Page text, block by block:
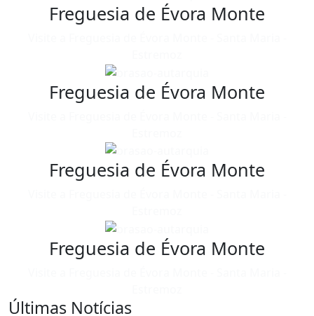
Freguesia de Évora Monte
Freguesia de Évora Monte
Freguesia de Évora Monte
Freguesia de Évora Monte
Últimas Notícias